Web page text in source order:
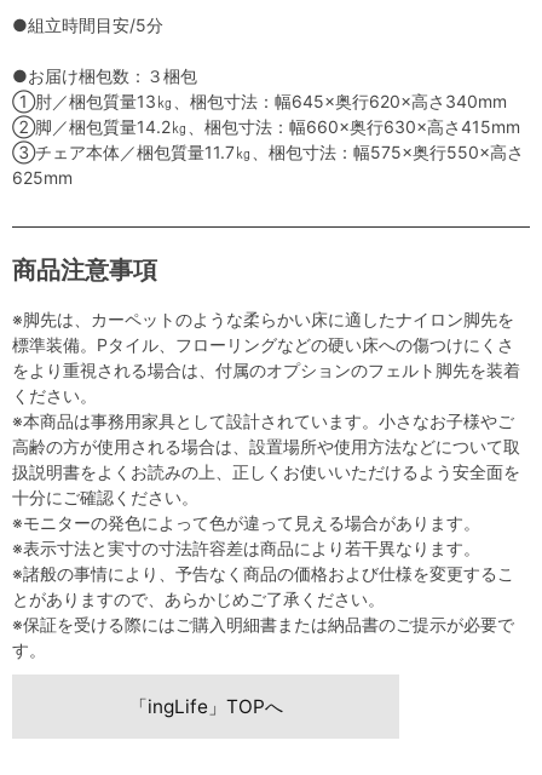
●組立時間目安/5分
●お届け梱包数：３梱包
①肘／梱包質量13㎏、梱包寸法：幅645×奥行620×高さ340mm
②脚／梱包質量14.2㎏、梱包寸法：幅660×奥行630×高さ415mm
③チェア本体／梱包質量11.7㎏、梱包寸法：幅575×奥行550×高さ
625mm
商品注意事項
※脚先は、カーペットのような柔らかい床に適したナイロン脚先を
標準装備。Pタイル、フローリングなどの硬い床への傷つけにくさ
をより重視される場合は、付属のオプションのフェルト脚先を装着
ください。
※本商品は事務用家具として設計されています。小さなお子様やご
高齢の方が使用される場合は、設置場所や使用方法などについて取
扱説明書をよくお読みの上、正しくお使いいただけるよう安全面を
十分にご確認ください。
※モニターの発色によって色が違って見える場合があります。
※表示寸法と実寸の寸法許容差は商品により若干異なります。
※諸般の事情により、予告なく商品の価格および仕様を変更するこ
とがありますので、あらかじめご了承ください。
※保証を受ける際にはご購入明細書または納品書のご提示が必要で
す。
「ingLife」TOPへ